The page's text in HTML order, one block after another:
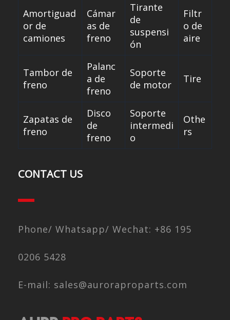
Amortiguad
or de
camiones
Cámar
as de
freno
Tirante
de
suspensi
ón
Filtr
o de
aire
Tambor de
freno
Palanc
a de
freno
Soporte
de motor
Tire
Zapatas de
freno
Disco
de
freno
Soporte
intermedi
o
Othe
rs
CONTACT US
Phone/ Whatsapp/ Wechat: +86 195
0206 5428
E-mail: sales@auroraproparts.com